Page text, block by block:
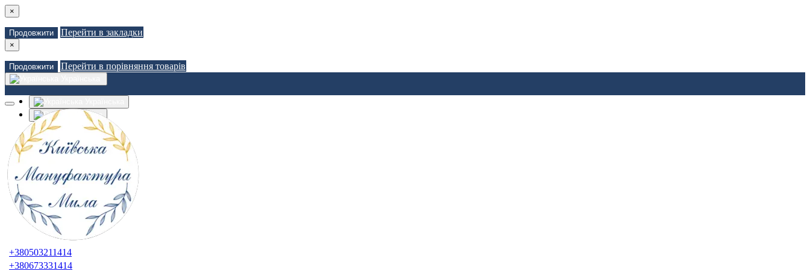
×
Продовжити Перейти в закладки
×
Продовжити Перейти в порівняння товарів
Russian
Закладки (0)
Порівняння товарів (0)
Зв'язатися з нами
Авторизація
Реєстрація
+380503211414
+380673331414